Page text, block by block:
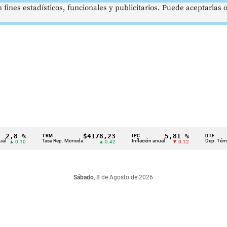
%
Tasa Rep. Moneda
$4178,23
▲ 0.42 Inflación anual
5,81 %
▼ 0.12 Dep. Término
Sábado, 8 de Agosto de 2026
estadísticos, funcionales y publicitarios. Puede aceptarlas